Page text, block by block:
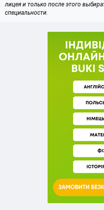
лицея и только после этого
специальности.